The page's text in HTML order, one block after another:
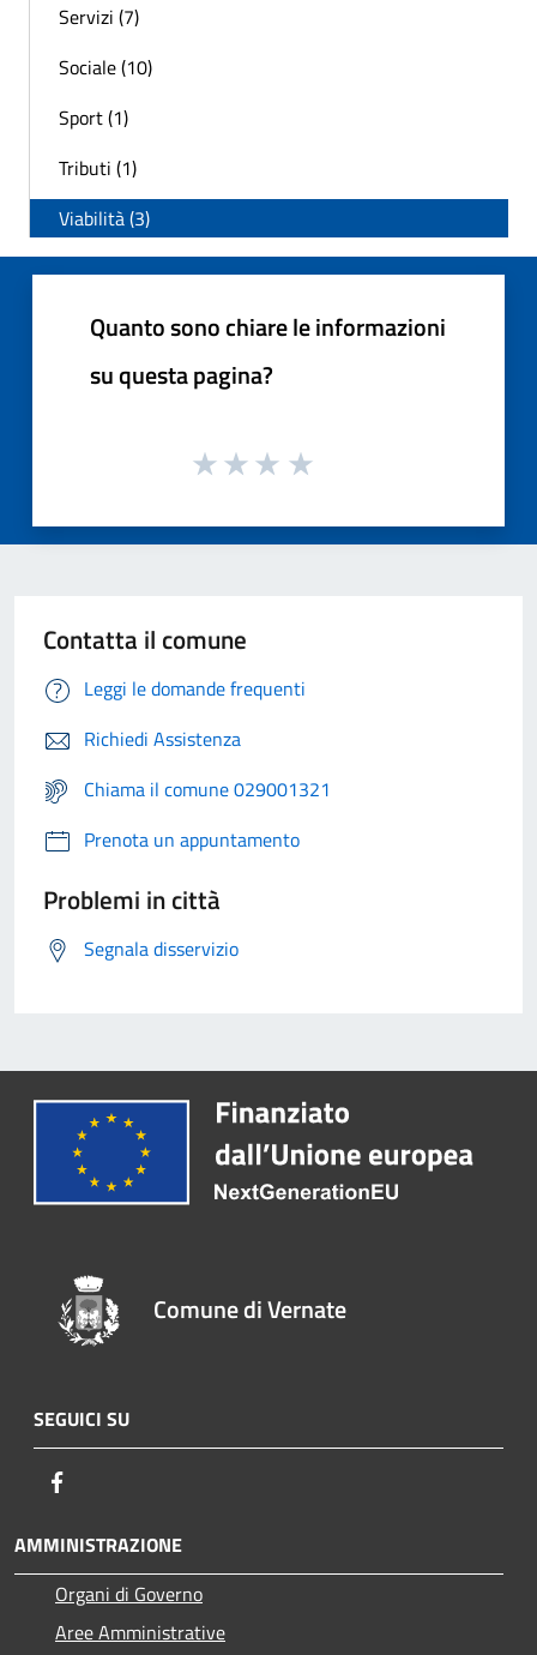
Servizi (7)
Sociale (10)
Sport (1)
Tributi (1)
Viabilità (3)
Quanto sono chiare le informazioni
su questa pagina?
Contatta il comune
Leggi le domande frequenti
Richiedi Assistenza
Chiama il comune 029001321
Prenota un appuntamento
Problemi in città
Segnala disservizio
Comune di Vernate
SEGUICI SU
AMMINISTRAZIONE
Organi di Governo
Aree Amministrative